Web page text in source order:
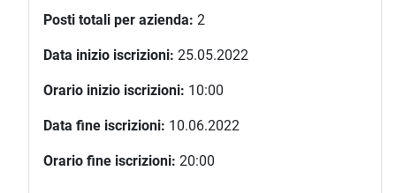
Posti totali per azienda: 2
Data inizio iscrizioni: 25.05.2022
Orario inizio iscrizioni: 10:00
Data fine iscrizioni: 10.06.2022
Orario fine iscrizioni: 20:00